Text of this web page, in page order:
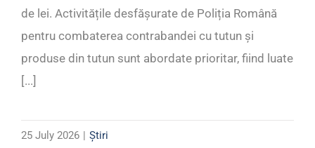
de lei. Activitățile desfășurate de Poliția Română
pentru combaterea contrabandei cu tutun și
produse din tutun sunt abordate prioritar, fiind luate
[...]
25 July 2026 | Știri